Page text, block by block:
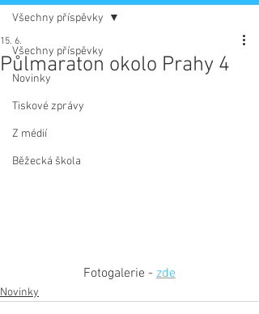
Všechny příspěvky
Novinky
Tiskové zprávy
Z médií
Běžecká škola
Všechny příspěvky
Půlmaraton okolo Prahy 4
15. 6.
Fotogalerie - zde
Novinky